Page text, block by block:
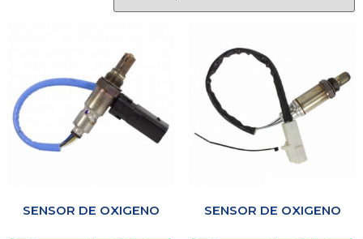
SENSOR DE OXIGENO SENSOR DE OXIGENO